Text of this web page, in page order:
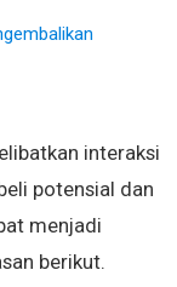
interaksi
potensial dan
menjadi
berikut.